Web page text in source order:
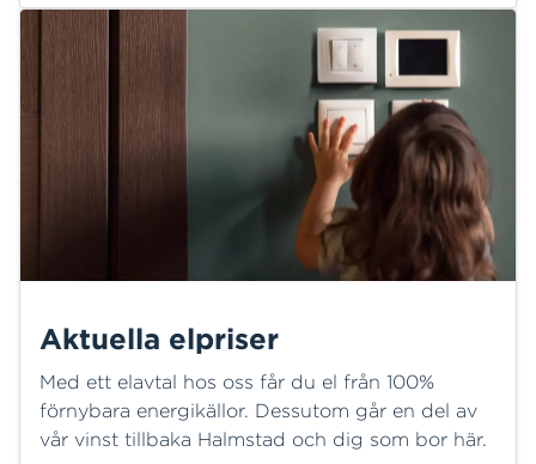
olika elavtal och hjälper dig gärna att hamna
rätt.
Aktuella elpriser
Med ett elavtal hos oss får du el från 100%
förnybara energikällor. Dessutom går en del av
vår vinst tillbaka Halmstad och dig som bor här.